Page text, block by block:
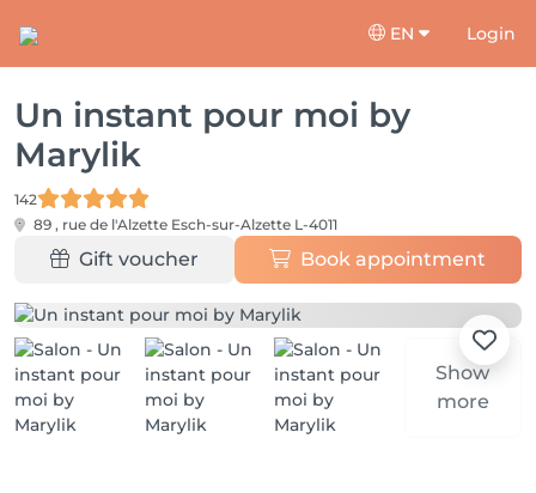
EN Login
Un instant pour moi by
Marylik
142
89 , rue de l'Alzette Esch-sur-Alzette L-4011
Gift voucher Book appointment
Show
more